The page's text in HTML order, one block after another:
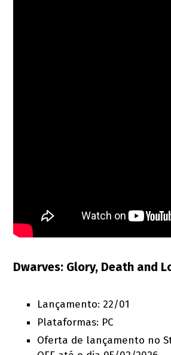
Dwarves: Glory, Death and
Lançamento: 22/01
Plataformas: PC
Oferta de lançamento no